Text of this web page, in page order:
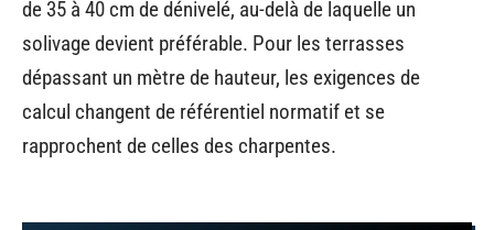
de 35 à 40 cm de dénivelé, au-delà de laquelle un
solivage devient préférable. Pour les terrasses
dépassant un mètre de hauteur, les exigences de
calcul changent de référentiel normatif et se
rapprochent de celles des charpentes.